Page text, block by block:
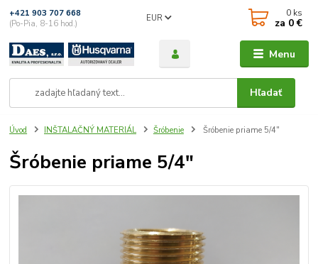
Menu
EUR
Hľadať
+421 903 707 668
(Po-Pia, 8-16 hod.)
0 ks
za 0 €
Úvod INŠTALAČNÝ MATERIÁL Šróbenie Šróbenie priame 5/4"
Šróbenie priame 5/4"